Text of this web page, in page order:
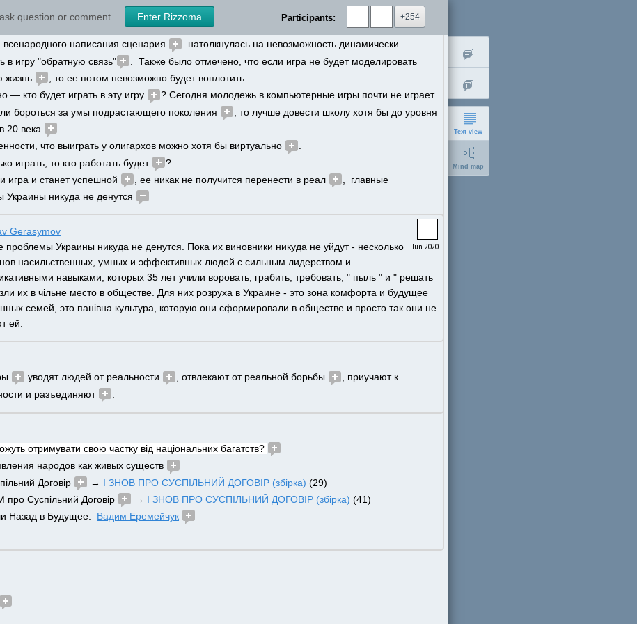
Text view
Mind map
short
expanded
question or comment Enter Rizzoma Participants: +254
работать искомая модель Украины
, но что это за модель — сегодня понимания нет
написания сценария
  натолкнулась на невозможность динамически
в игру "обратную связь"
.  Также было отмечено, что если игра не будет моделировать
жизнь
, то ее потом невозможно будет воплотить.
— кто будет играть в эту игру
? Сегодня молодежь в компьютерные игры почти не играет
бороться за умы подрастающего поколения
, то лучше довести школу хотя бы до уровня
20 века
что выиграть у олигархов можно хотя бы виртуально
.
играть, то кто работать будет
?
игра и станет успешной
, ее никак не получится перенести в реал
,  главные
Украины никуда не денутся
Jun 2020
Gerasymov
проблемы Украины никуда не денутся. Пока их виновники никуда не уйдут - несколько
насильственных, умных и эффективных людей с сильным лидерством и
навыками, которых 35 лет учили воровать, грабить, требовать, " пыль " и " решать
их в чільне место в обществе. Для них розруха в Украине - это зона комфорта и будущее
семей, это панівна культура, которую они сформировали в обществе и просто так они не
ей.
уводят людей от реальности , отвлекают от реальной борьбы
, приучают к
и разъединяют
отримувати свою частку від національних багатств?
народов как живых существ
Договір
→ І ЗНОВ ПРО СУСПІЛЬНИЙ ДОГОВІР (збірка) (29)
про Суспільний Договір
→ І ЗНОВ ПРО СУСПІЛЬНИЙ ДОГОВІР (збірка) (41)
Назад в Будущее. Вадим Еремейчук